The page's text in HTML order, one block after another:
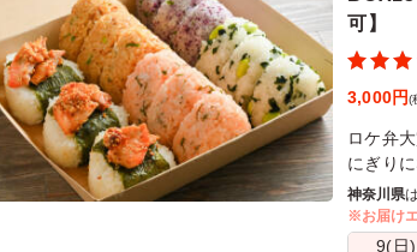
可】
3,000円(
ロケ弁
にぎり
りが4種
※15箱以
神奈川県は
※お届け
9(日)